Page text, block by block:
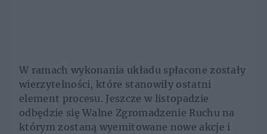
W ramach wykonania układu spłacone zostały
wierzytelności, które stanowiły ostatni
element procesu. Jeszcze w listopadzie
odbędzie się Walne Zgromadzenie Ruchu na
którym zostaną wyemitowane nowe akcje i